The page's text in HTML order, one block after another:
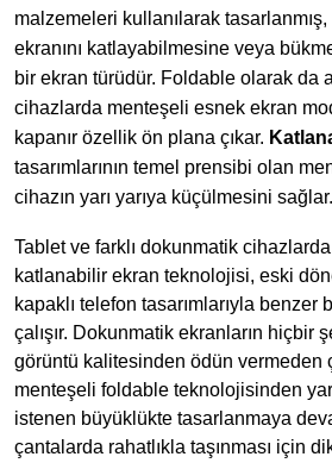
malzemeleri kullanılarak tasarlanmış,
ekranını katlayabilmesine veya
bir ekran türüdür. Foldable olarak da
cihazlarda menteşeli esnek ekran
kapanır özellik ön plana çıkar.
tasarımlarının temel prensibi olan
cihazın yarı yarıya küçülmesini sağlar.
Tablet ve farklı dokunmatik
katlanabilir ekran teknolojisi, eski
kapaklı telefon tasarımlarıyla benzer
çalışır. Dokunmatik ekranların hiçbir
görüntü kalitesinden ödün vermeden
menteşeli foldable teknolojisinden
istenen büyüklükte tasarlanmaya
çantalarda rahatlıkla taşınması için